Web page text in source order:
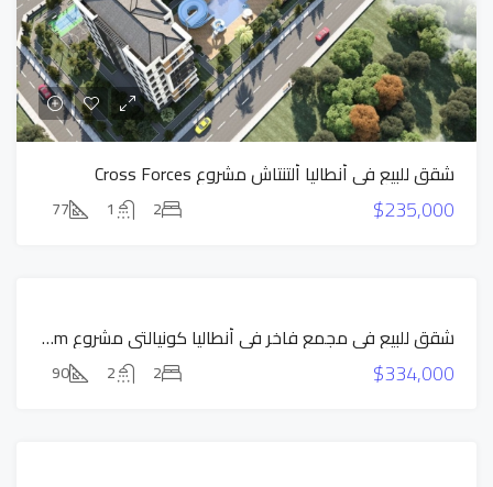
شقق للبيع في أنطاليا ألتنتاش مشروع Cross Forces
$235,000
2
1
77
جديد
شقق للبيع في مجمع فاخر في أنطاليا كونيالتي مشروع Vista Premium
$334,000
2
2
90